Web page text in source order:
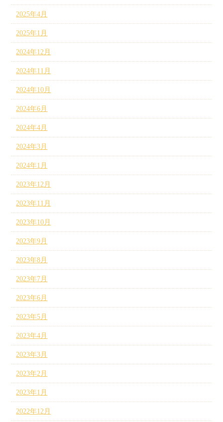
2025年4月
2025年1月
2024年12月
2024年11月
2024年10月
2024年6月
2024年4月
2024年3月
2024年1月
2023年12月
2023年11月
2023年10月
2023年9月
2023年8月
2023年7月
2023年6月
2023年5月
2023年4月
2023年3月
2023年2月
2023年1月
2022年12月